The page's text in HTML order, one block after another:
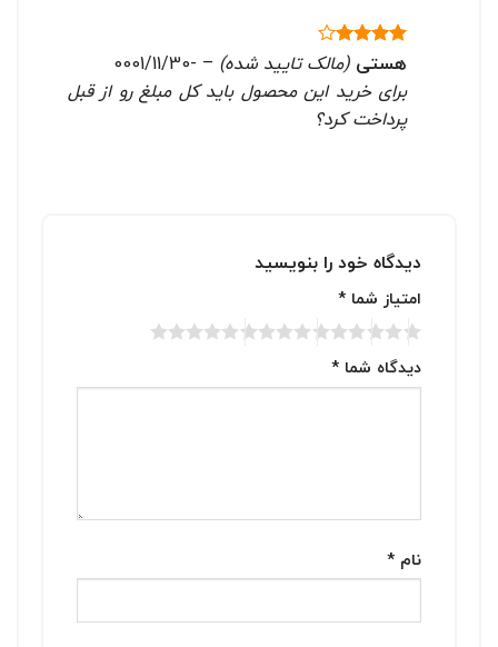
نمره
4
هستی (مالک تایید شده) –
-0001/11/30
برای خرید این محصول باید کل مبلغ رو از قبل
پرداخت کرد؟
دیدگاه خود را بنویسید
امتیاز شما *
دیدگاه شما *
نام *